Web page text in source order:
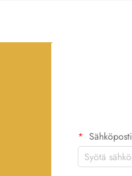
Sähköposti